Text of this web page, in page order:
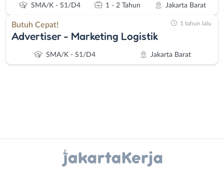
SMA/K - S1/D4 1 - 2 Tahun Jakarta Barat
Butuh Cepat!
Advertiser - Marketing Logistik
SMA/K - S1/D4 Jakarta Barat
1 tahun lalu
Gizi
Work)
X - Twitter Telegram
Kanal Lainnya..